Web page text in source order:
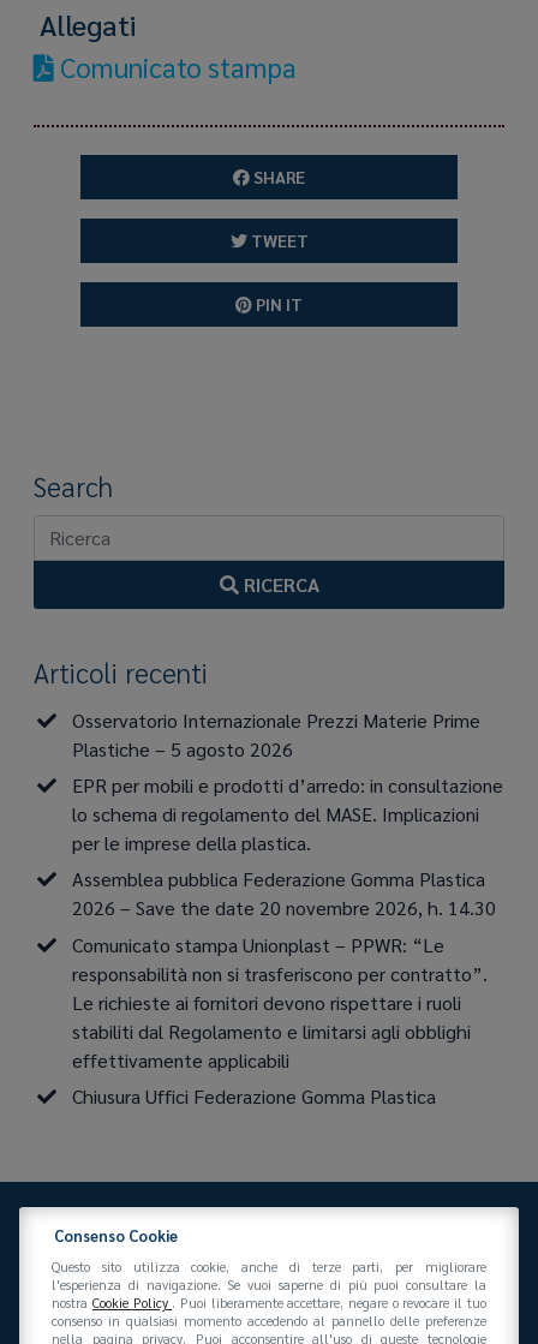
Allegati
Comunicato stampa
SHARE
TWEET
PIN IT
Search
RICERCA
Articoli recenti
Osservatorio Internazionale Prezzi Materie Prime
Plastiche – 5 agosto 2026
EPR per mobili e prodotti d’arredo: in consultazione
lo schema di regolamento del MASE. Implicazioni
per le imprese della plastica.
Assemblea pubblica Federazione Gomma Plastica
2026 – Save the date 20 novembre 2026, h. 14.30
Comunicato stampa Unionplast – PPWR: “Le
responsabilità non si trasferiscono per contratto”.
Le richieste ai fornitori devono rispettare i ruoli
stabiliti dal Regolamento e limitarsi agli obblighi
effettivamente applicabili
Chiusura Uffici Federazione Gomma Plastica
Federazione Gomma Plastica
Consenso Cookie
Questo sito utilizza cookie, anche di terze parti, per migliorare
l'esperienza di navigazione. Se vuoi saperne di più puoi consultare la
nostra Cookie Policy . Puoi liberamente accettare, negare o revocare il tuo
consenso in qualsiasi momento accedendo al pannello delle preferenze
nella pagina privacy. Puoi acconsentire all'uso di queste tecnologie